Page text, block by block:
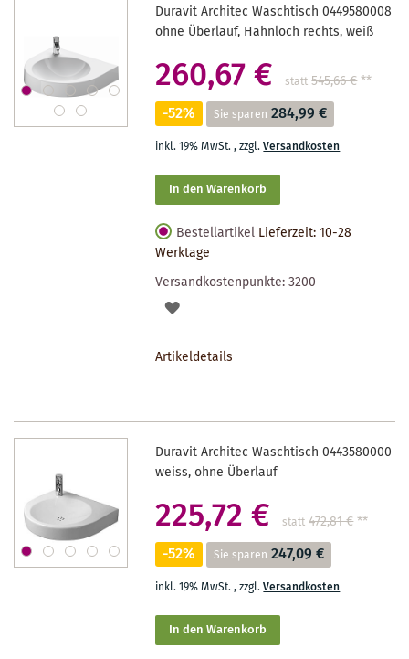
Duravit Architec Waschtisch 0449580008
ohne Überlauf, Hahnloch rechts, weiß
260,67 € statt 545,66 €**
-52% Sie sparen 284,99 €
inkl. 19% MwSt.,zzgl.Versandkosten
In den Warenkorb
Bestellartikel Lieferzeit: 10-28
Werktage
Versandkostenpunkte:3200
AUF
Artikeldetails
Duravit Architec Waschtisch 0443580000
weiss, ohne Überlauf
225,72 € statt 472,81 €**
-52% Sie sparen 247,09 €
inkl. 19% MwSt.,zzgl.Versandkosten
In den Warenkorb